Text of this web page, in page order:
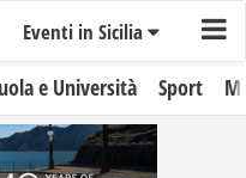
Eventi in Sicilia
e Università Sport